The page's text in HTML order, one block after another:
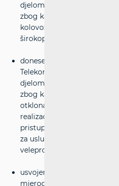
djelomično usvaja zahtjev
zbog kašnjenja u otklonu
kolovoz 2013. u odnosu na
širokopojasnog pristupa
doneseno je rješenje u
Telekoma d.d. i Hrvatskog
djelomično usvaja zahtjev
zbog kašnjenja u isporuci
otklona kvarova za mjesec
realizaciju usluge najma
pristupa izdvojenoj
za uslugu pristupa
veleprodajnog
usvojen je prijedlog odluke
mjerodavno tržište